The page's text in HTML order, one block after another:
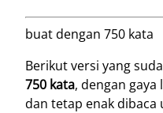
buat dengan 750 kata
Berikut versi yang
750 kata, dengan
dan tetap enak dibaca